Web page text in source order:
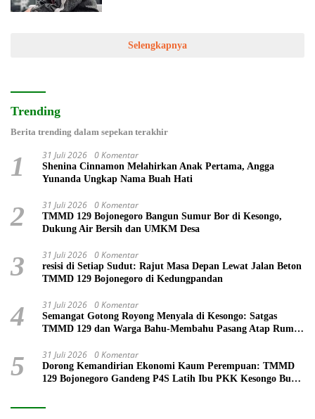
Selengkapnya
Trending
Berita trending dalam sepekan terakhir
1 31 Juli 2026 0 Komentar
Shenina Cinnamon Melahirkan Anak Pertama, Angga
Yunanda Ungkap Nama Buah Hati
2 31 Juli 2026 0 Komentar
TMMD 129 Bojonegoro Bangun Sumur Bor di Kesongo,
Dukung Air Bersih dan UMKM Desa
3 31 Juli 2026 0 Komentar
resisi di Setiap Sudut: Rajut Masa Depan Lewat Jalan Beton
TMMD 129 Bojonegoro di Kedungpandan
4 31 Juli 2026 0 Komentar
Semangat Gotong Royong Menyala di Kesongo: Satgas
TMMD 129 dan Warga Bahu-Membahu Pasang Atap Rumah
5 31 Juli 2026 0 Komentar
Dorong Kemandirian Ekonomi Kaum Perempuan: TMMD
129 Bojonegoro Gandeng P4S Latih Ibu PKK Kesongo Buat